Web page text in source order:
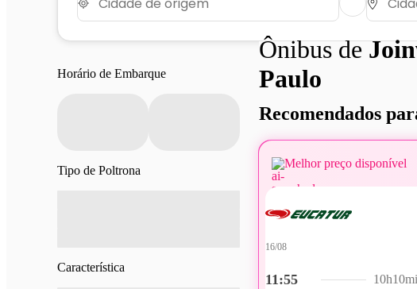
Horário de Embarque
Tipo de Poltrona
Característica
Ônibus de
Paulo
Recomendados
Melhor preço disponível
11:55
16/08